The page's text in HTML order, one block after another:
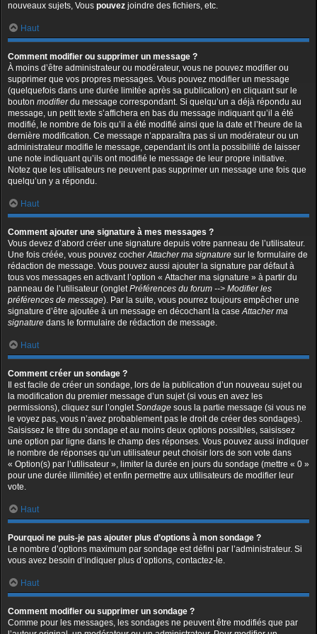
nouveaux sujets, Vous pouvez joindre des fichiers, etc.
Haut
Comment modifier ou supprimer un message ?
À moins d’être administrateur ou modérateur, vous ne pouvez modifier ou
supprimer que vos propres messages. Vous pouvez modifier un message
(quelquefois dans une durée limitée après sa publication) en cliquant sur le
bouton modifierdu message correspondant. Si quelqu’un a déjà répondu au
message, un petit texte s’affichera en bas du message indiquant qu’il a été
modifié, le nombre de fois qu’il a été modifié ainsi que la date et l’heure de la
dernière modification. Ce message n’apparaîtra pas si un modérateur ou un
administrateur modifie le message, cependant ils ont la possibilité de laisser
une note indiquant qu’ils ont modifié le message de leur propre initiative.
Notez que les utilisateurs ne peuvent pas supprimer un message une fois que
quelqu’un y a répondu.
Haut
Comment ajouter une signature à mes messages ?
Vous devez d’abord créer une signature depuis votre panneau de l’utilisateur.
Une fois créée, vous pouvez cocherAttacher ma signature sur le formulaire de
rédaction de message. Vous pouvez aussi ajouter la signature par défaut à
tous vos messages en activant l’option « Attacher ma signature » à partir du
panneau de l’utilisateur (ongletPréférences du forum --> Modifier les
préférences de message). Par la suite, vous pourrez toujours empêcher une
signature d’être ajoutée à un message en décochant la caseAttacher ma
signature dans le formulaire de rédaction de message.
Haut
Comment créer un sondage ?
Il est facile de créer un sondage, lors de la publication d’un nouveau sujet ou
la modification du premier message d’un sujet (si vous en avez les
permissions), cliquez sur l’ongletSondage sous la partie message (si vous ne
le voyez pas, vous n’avez probablement pas le droit de créer des sondages).
Saisissez le titre du sondage et au moins deux options possibles, saisissez
une option par ligne dans le champ des réponses. Vous pouvez aussi indiquer
le nombre de réponses qu’un utilisateur peut choisir lors de son vote dans
« Option(s) par l’utilisateur », limiter la durée en jours du sondage (mettre « 0 »
pour une durée illimitée) et enfin permettre aux utilisateurs de modifier leur
vote.
Haut
Pourquoi ne puis-je pas ajouter plus d’options à mon sondage ?
Le nombre d’options maximum par sondage est défini par l’administrateur. Si
vous avez besoin d’indiquer plus d’options, contactez-le.
Haut
Comment modifier ou supprimer un sondage ?
Comme pour les messages, les sondages ne peuvent être modifiés que par